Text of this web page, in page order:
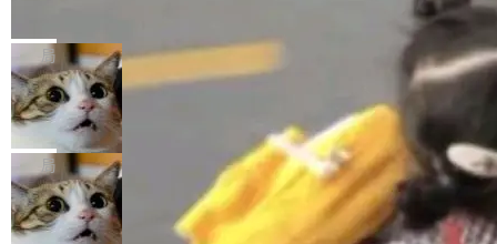
Harness 负责把能力落到真实环境中——调用工
具、读写文件、管理上下文、处理错误、完成闭
环。崔添翼招人的标...
理解、推理、生成与编辑，还仅以 8B-MoT 的轻
量大小，将能力推进到4K、更精细的真实质感、
更复杂的视觉控制和可持续迭代编辑。 相比 U
1，U1.5-Lite-Preview 在以下方向上带来了显著
提升： 原生支持4K图像生成； 更精细的局部纹
理、细节与真实世界质感； 更准确的中英文文字
生成与复杂版式组织； 更稳定的图...
nap。这次是 hwctl——一个用来检查 Ubuntu
硬件认证状态的命令行工具。 Canonical 工程师
Alan Griffiths 在邮件列表中说得很直白：「hwc
tl 是一个 Ubuntu 专有的包，它和它的依赖项都
是 Ubuntu 专有的，不会用在其他发行版上。」
所以 deb 版本的受众实际上为零。既然只有 Ub
untu 用户在用，那用 snap 打包就没什么可纠结
的。 从 deb 到 snap 的迁移路径 hwctl 是 rust-
局
Dario Amodei 担心新人来 Anthropic
只为金钱，不为使命
顶级 AI 研究员在两家公司之间来回跳，中间只
隔了几天。 Lilian Weng 上周刚宣布因健康原因
离开 Thinking Machines Lab，说自己作为联合
创始人的角色「太累了」。几天后，The Inform
局
FFmpeg 9.0 发布